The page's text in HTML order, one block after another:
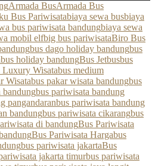
Armada BusArmada Bus
Bus Pariwisatabiaya sewa busbiaya
bus pariwisata bandungbiaya sewa
mobil elfbig bus pariwisataBiro Bus
bus dago holiday bandungbus
bus holiday bandungBus Jetbusbus
Luxury Wisatabus medium
Wisatabus pakar wisata bandungbus
bandungbus pariwisata bandung
pangandaranbus pariwisata bandung
bandungbus pariwisata cikarangbus
di bandungBus Pariwisata
Bus Pariwisata Hargabus
bus pariwisata jakartaBus
jakarta timurbus pariwisata